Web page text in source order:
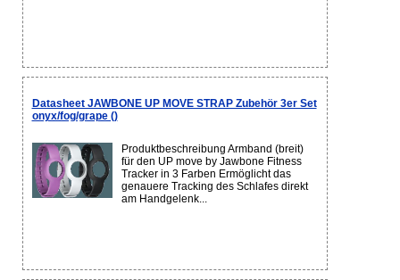
Datasheet JAWBONE UP MOVE STRAP Zubehör 3er Set
onyx/fog/grape ()
Produktbeschreibung Armband (breit)
für den UP move by Jawbone Fitness
Tracker in 3 Farben Ermöglicht das
genauere Tracking des Schlafes direkt
am Handgelenk...